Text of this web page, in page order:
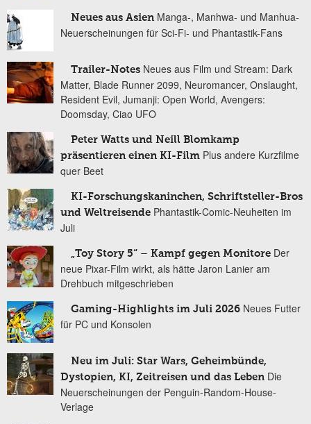
Neues aus Asien Manga-, Manhwa- und Manhua-
Neuerscheinungen für Sci-Fi- und Phantastik-Fans
Trailer-Notes Neues aus Film und Stream: Dark
Matter, Blade Runner 2099, Neuromancer, Onslaught,
Resident Evil, Jumanji: Open World, Avengers:
Doomsday, Ciao UFO
Peter Watts und Neill Blomkamp
präsentieren einen KI-Film Plus andere Kurzfilme
quer Beet
KI-Forschungskaninchen, Schriftsteller-Bros
und Weltreisende Phantastik-Comic-Neuheiten im
Juli
„Toy Story 5“ – Kampf gegen Monitore Der
neue Pixar-Film wirkt, als hätte Jaron Lanier am
Drehbuch mitgeschrieben
Gaming-Highlights im Juli 2026 Neues Futter
für PC und Konsolen
Neu im Juli: Star Wars, Geheimbünde,
Dystopien, KI, Zeitreisen und das Leben Die
Neuerscheinungen der Penguin-Random-House-
Verlage